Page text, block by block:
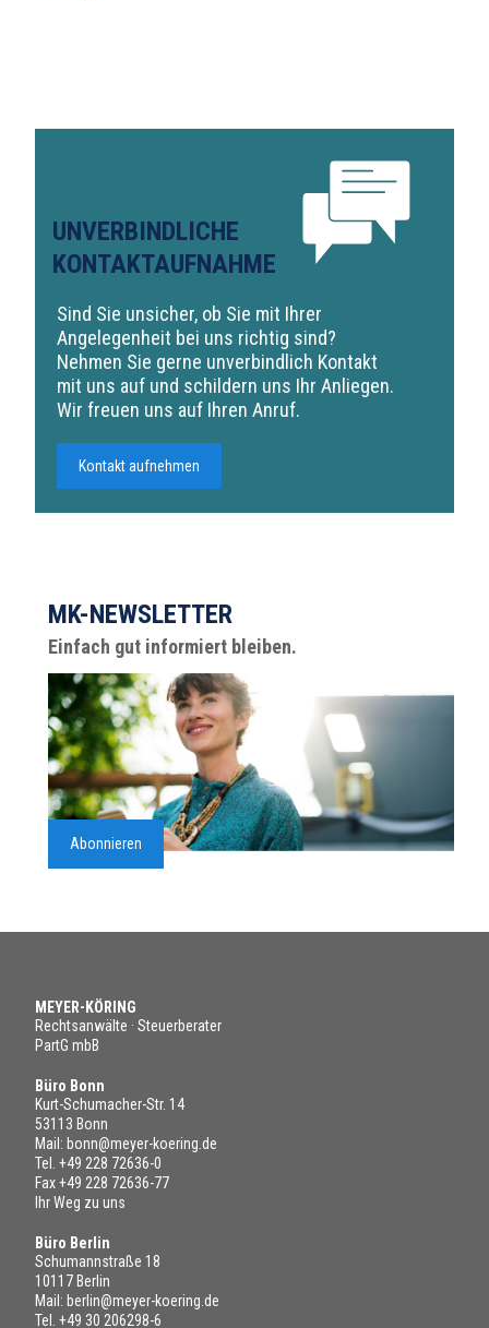
UNVERBINDLICHE
KONTAKTAUFNAHME
Sind Sie unsicher, ob Sie mit Ihrer
Angelegenheit bei uns richtig sind?
Nehmen Sie gerne unverbindlich Kontakt
mit uns auf und schildern uns Ihr Anliegen.
Wir freuen uns auf Ihren Anruf.
Kontakt aufnehmen
MK-NEWSLETTER
Einfach gut informiert bleiben.
Abonnieren
MEYER-KÖRING
Rechtsanwälte · Steuerberater
PartG mbB
Büro Bonn
Kurt-Schumacher-Str. 14
53113 Bonn
Mail: bonn@meyer-koering.de
Tel. +49 228 72636-0
Fax +49 228 72636-77
Ihr Weg zu uns
Büro Berlin
Schumannstraße 18
10117 Berlin
Mail: berlin@meyer-koering.de
Tel. +49 30 206298-6